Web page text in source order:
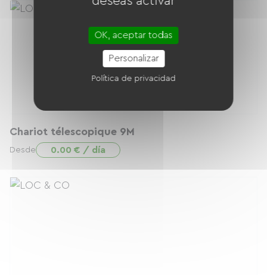
Chariot télescopique 9M
Desde 0.00 € / día
OK, aceptar todas
Personalizar
Política de privacidad